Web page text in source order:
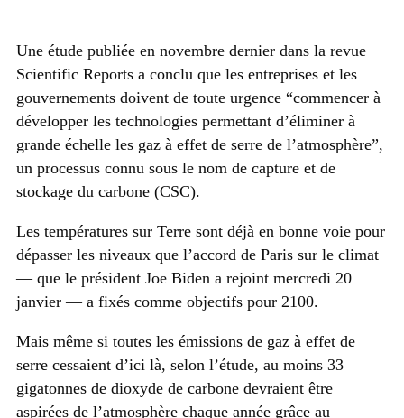
Une étude publiée en novembre dernier dans la revue
Scientific Reports a conclu que les entreprises et les
gouvernements doivent de toute urgence “commencer à
développer les technologies permettant d’éliminer à
grande échelle les gaz à effet de serre de l’atmosphère”,
un processus connu sous le nom de capture et de
stockage du carbone (CSC).
Les températures sur Terre sont déjà en bonne voie pour
dépasser les niveaux que l’accord de Paris sur le climat
— que le président Joe Biden a rejoint mercredi 20
janvier — a fixés comme objectifs pour 2100.
Mais même si toutes les émissions de gaz à effet de
serre cessaient d’ici là, selon l’étude, au moins 33
gigatonnes de dioxyde de carbone devraient être
aspirées de l’atmosphère chaque année grâce au